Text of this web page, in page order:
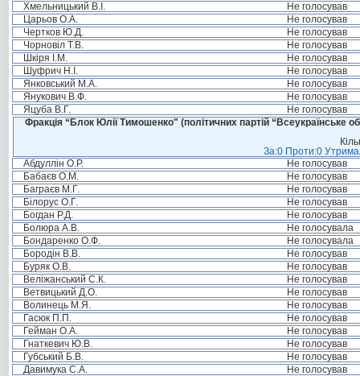
Хмельницький В.І.
Не голосував
Царьов О.А.
Не голосував
Чертков Ю.Д.
Не голосував
Чорновіл Т.В.
Не голосував
Шкіря І.М.
Не голосував
Шуфрич Н.І.
Не голосував
Янковський М.А.
Не голосував
Янукович В.Ф.
Не голосував
Яцуба В.Г.
Не голосував
Фракція “Блок Юлії Тимошенко" (політичних партій “Всеукраїнське
За:0 Проти:0
Абдуллін О.Р.
Не голосував
Бабаєв О.М.
Не голосував
Баграєв М.Г.
Не голосував
Білорус О.Г.
Не голосував
Богдан Р.Д.
Не голосував
Болюра А.В.
Не голосувала
Бондаренко О.Ф.
Не голосувала
Бородін В.В.
Не голосував
Буряк О.В.
Не голосував
Веліжанський С.К.
Не голосував
Ветвицький Д.О.
Не голосував
Волинець М.Я.
Не голосував
Гасюк П.П.
Не голосував
Гейман О.А.
Не голосував
Гнаткевич Ю.В.
Не голосував
Губський Б.В.
Не голосував
Давимука С.А.
Не голосував